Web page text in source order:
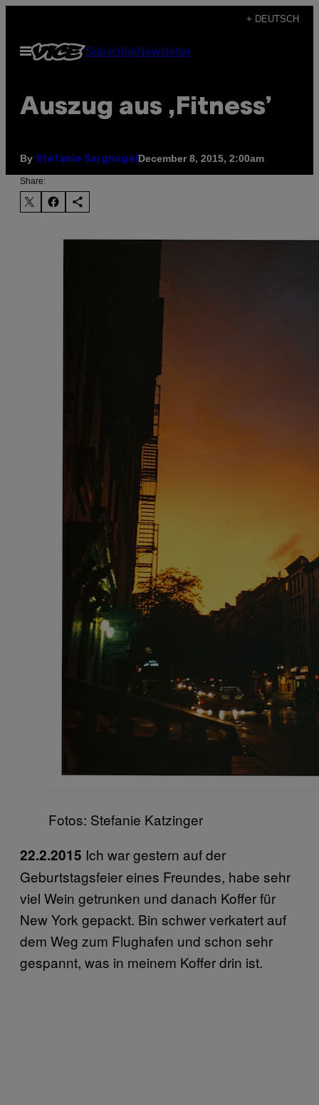
content
+ DEUTSCH
Open
Menu
SubscribeNewsletter
Auszug aus ,Fitness’
By Stefanie Sargnagel December 8, 2015, 2:00am
Share:
Fotos: Stefanie Katzinger
22.2.2015 Ich war gestern auf der
Geburtstagsfeier eines Freundes, habe sehr
viel Wein getrunken und danach Koffer für
New York gepackt. Bin schwer verkatert auf
dem Weg zum Flughafen und schon sehr
gespannt, was in meinem Koffer drin ist.